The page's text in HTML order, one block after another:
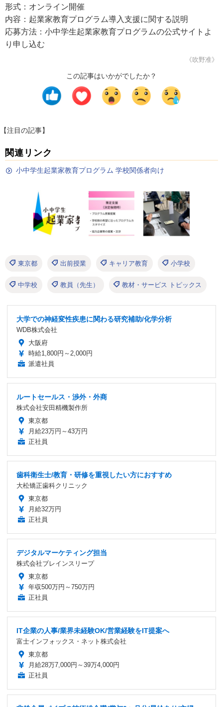
形式：オンライン開催
内容：起業家教育プログラム導入支援に関する説明
応募方法：小中学生起業家教育プログラムの公式サイトよ
り申し込む
《吹野准》
この記事はいかがでしたか？
【注目の記事】
関連リンク
小中学生起業家教育プログラム 学校関係者向け
東京都 出前授業 キャリア教育 小学校
中学校 教員（先生） 教材・サービス トピックス
大学での神経変性疾患に関わる研究補助/化学分析
WDB株式会社
大阪府
時給1,800円～2,000円
派遣社員
ルートセールス・渉外・外商
株式会社安田精機製作所
東京都
月給23万円～43万円
正社員
歯科衛生士/教育・研修を重視したい方におすすめ
大松矯正歯科クリニック
東京都
月給32万円
正社員
デジタルマーケティング担当
株式会社ブレインスリープ
東京都
年収500万円～750万円
正社員
IT企業の人事/業界未経験OK/営業経験をIT提案へ
富士インフォックス・ネット株式会社
東京都
月給28万7,000円～39万4,000円
正社員